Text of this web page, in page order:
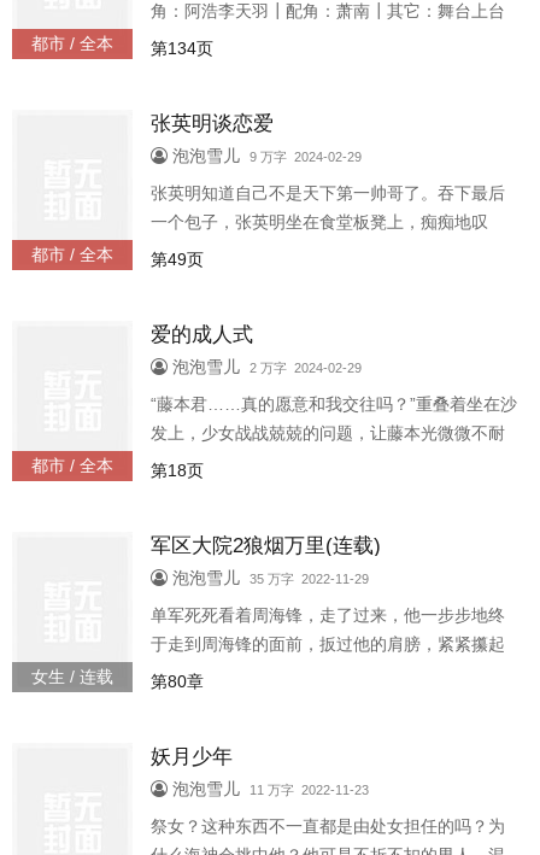
都市 / 全本
角：阿浩李天羽┃配角：萧南┃其它：舞台上台
下，商场战场。他和他，不知谁才是舞男。黄金
第134页
都市 / 全本
张英明谈恋爱
泡泡雪儿 9 万字 2024-02-29
张英明知道自己不是天下第一帅哥了。吞下最后
一个包子，张英明坐在食堂板凳上，痴痴地叹
气。靠。怎么帅成这样了。那脸，那腰，那腿。
第49页
都市 / 全本
爱的成人式
泡泡雪儿 2 万字 2024-02-29
“藤本君……真的愿意和我交往吗？”重叠着坐在沙
发上，少女战战兢兢的问题，让藤本光微微不耐
地皱起眉头。明明已经答应了，还要说多少遍
第18页
女生 / 连载
军区大院2狼烟万里(连载)
泡泡雪儿 35 万字 2022-11-29
单军死死看着周海锋，走了过来，他一步步地终
于走到周海锋的面前，扳过他的肩膀，紧紧攥起
他的衣领，把他拽到他的面前，让那张面孔终于
扳过他的肩膀，紧紧攥起他的衣领，把他拽到他
的面前，让那张面孔终于那么近地在他的眼前，
每一寸每一分都真实得无处可逃，再无可避。
“……你为什么在部队？” “……你为什么在这里？”
第80章
妖月少年
泡泡雪儿 11 万字 2022-11-23
祭女？这种东西不一直都是由处女担任的吗？为